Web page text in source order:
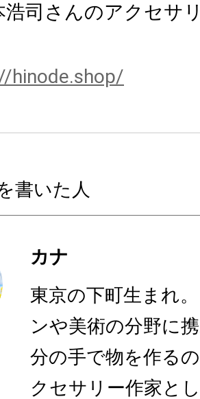
浩司さんのアクセサ
hinode.shop/
書いた人
カナ
東京の下町生まれ
ンや美術の分野に
分の手で物を作る
クセサリー作家と